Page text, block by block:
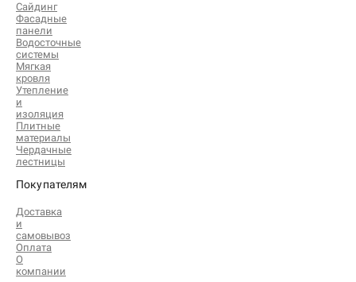
Сайдинг
Фасадные
панели
Водосточные
системы
Мягкая
кровля
Утепление
и
изоляция
Плитные
материалы
Чердачные
лестницы
Покупателям
Доставка
и
самовывоз
Оплата
О
компании